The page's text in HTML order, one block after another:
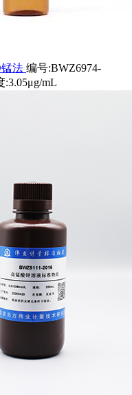
法 编号:BWZ6974-
:3.05μg/mL